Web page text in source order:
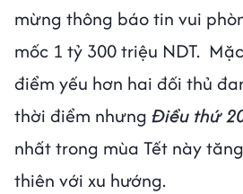
mừng thông báo tin vui
mốc 1 tỷ 300 triệu NDT.
điểm yếu hơn hai đối thủ
thời điểm nhưng Điều thứ
nhất trong mùa Tết này
thiên với xu hướng.